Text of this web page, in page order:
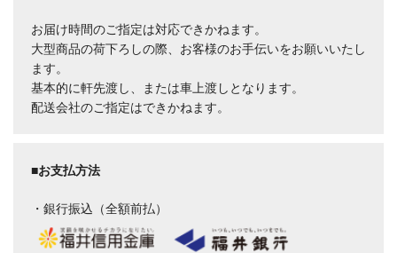
お届け時間のご指定は対応できかねます。
大型商品の荷下ろしの際、お客様のお手伝いをお願いいたし
ます。
基本的に軒先渡し、または車上渡しとなります。
配送会社のご指定はできかねます。
■お支払方法
・銀行振込（全額前払）